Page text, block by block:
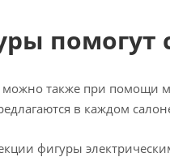
помогут
можно также при
в каждом
фигуры